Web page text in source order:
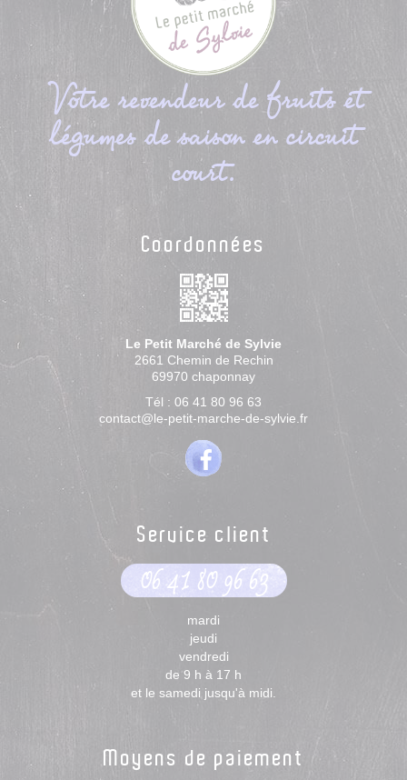
Votre revendeur de fruits et
légumes de saison en circuit
court.
Coordonnées
Le Petit Marché de Sylvie
2661 Chemin de Rechin
69970 chaponnay
Tél : 06 41 80 96 63
contact@le-petit-marche-de-sylvie.fr
Service client
06 41 80 96 63
mardi
jeudi
vendredi
de 9 h à 17 h
et le samedi jusqu'à midi.
Moyens de paiement